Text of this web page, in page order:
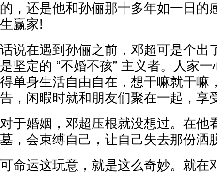
的，还是他和孙俪那十多年如一日的
生赢家!
话说在遇到孙俪之前，邓超可是个出
是坚定的 “不婚不孩” 主义者。人家
得单身生活自由自在，想干嘛就干嘛
告，闲暇时就和朋友们聚在一起，享
对于婚姻，邓超压根就没想过。在他
墓，会束缚自己，让自己失去那份洒
可命运这玩意，就是这么奇妙。就在